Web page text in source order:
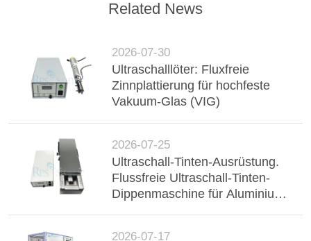
Related News
2026-07-30
Ultraschalllöter: Fluxfreie
Zinnplattierung für hochfeste
Vakuum-Glas (VIG)
2026-07-25
Ultraschall-Tinten-Ausrüstung.
Flussfreie Ultraschall-Tinten-
Dippenmaschine für Aluminium-
2026-07-17